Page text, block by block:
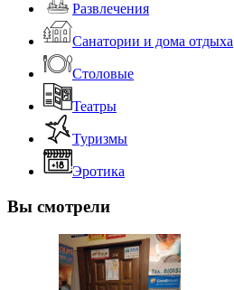
Развлечения
Санатории и дома отдыха
Столовые
Театры
Туризмы
Эротика
Вы смотрели